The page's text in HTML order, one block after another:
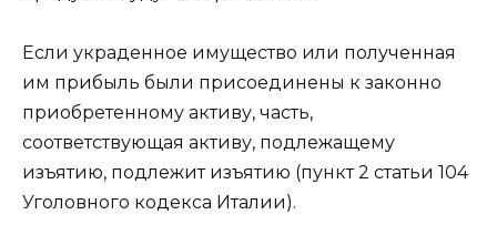
Если украденное имущество или полученная
им прибыль были присоединены к законно
приобретенному активу, часть,
соответствующая активу, подлежащему
изъятию, подлежит изъятию (пункт 2 статьи 104
Уголовного кодекса Италии).